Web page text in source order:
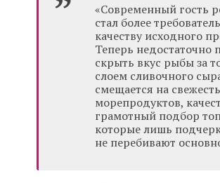
«Современный гость
стал более
качеству исходного
Теперь недостаточно
скрыть вкус рыбы за
слоем сливочного
смещается на свежесть
морепродуктов,
грамотный подбор
которые лишь
не перебивают